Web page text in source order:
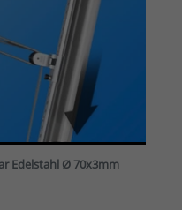
Edelstahl Ø 70x3mm